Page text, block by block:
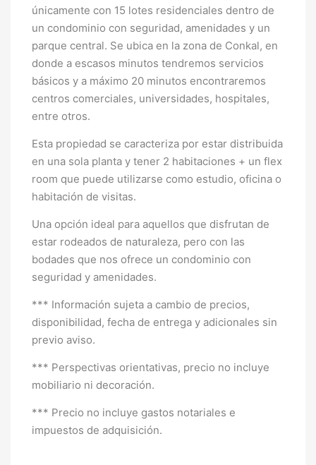
únicamente con 15 lotes residenciales dentro de
un condominio con seguridad, amenidades y un
parque central. Se ubica en la zona de Conkal, en
donde a escasos minutos tendremos servicios
básicos y a máximo 20 minutos encontraremos
centros comerciales, universidades, hospitales,
entre otros.
Esta propiedad se caracteriza por estar distribuida
en una sola planta y tener 2 habitaciones + un flex
room que puede utilizarse como estudio, oficina o
habitación de visitas.
Una opción ideal para aquellos que disfrutan de
estar rodeados de naturaleza, pero con las
bodades que nos ofrece un condominio con
seguridad y amenidades.
*** Información sujeta a cambio de precios,
disponibilidad, fecha de entrega y adicionales sin
previo aviso.
*** Perspectivas orientativas, precio no incluye
mobiliario ni decoración.
*** Precio no incluye gastos notariales e
impuestos de adquisición.